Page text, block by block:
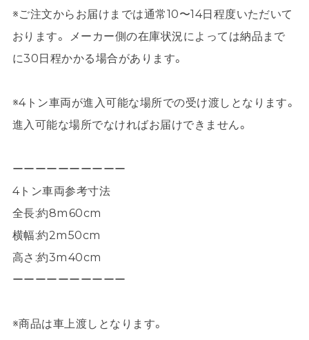
※ご注文からお届けまでは通常10〜14日程度いただいて
おります。 メーカー側の在庫状況によっては納品まで
に30日程かかる場合があります。
※4トン車両が進入可能な場所での受け渡しとなります。
進入可能な場所でなければお届けできません。
ーーーーーーーーーー
4トン車両参考寸法
全長:約8m60cm
横幅:約2m50cm
高さ:約3m40cm
ーーーーーーーーーー
※商品は車上渡しとなります。